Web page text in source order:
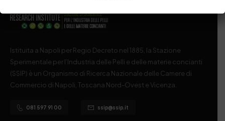
Istituita a Napoli per Regio Decreto nel 1885, la Stazione
Sperimentale per l’Industria delle Pelli e delle materie concianti
(SSIP) è un Organismo di Ricerca Nazionale delle Camere di
Commercio di Napoli, Toscana Nord-Ovest e Vicenza.
081 597 91 00 ssip@ssip.it